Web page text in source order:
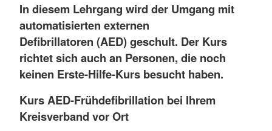
In diesem Lehrgang wird der Umgang mit
automatisierten externen
Defibrillatoren (AED) geschult. Der Kurs
richtet sich auch an Personen, die noch
keinen Erste-Hilfe-Kurs besucht haben.
Kurs AED-Frühdefibrillation bei Ihrem
Kreisverband vor Ort